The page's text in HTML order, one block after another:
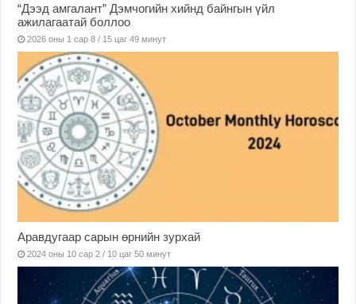
“Дээд амгалант” Дэмчогийн хийнд байнгын үйл
ажилагаатай боллоо
2026 оны 1 сар 8 / 15 цаг 49 минут
Аравдугаар сарын өрнийн зурхай
2024 оны 10 сар 2 / 10 цаг 50 минут